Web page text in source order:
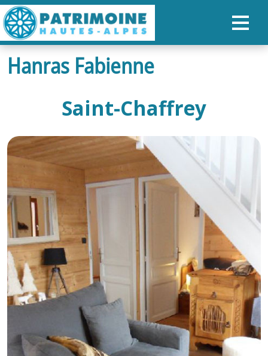
ACCUEIL
NOS PARCOURS
PATRIMOINE
RANDONNÉES
ORGANISER SON SÉJOUR
RECHERCHER
FR
GB
Hanras Fabienne
Saint-Chaffrey